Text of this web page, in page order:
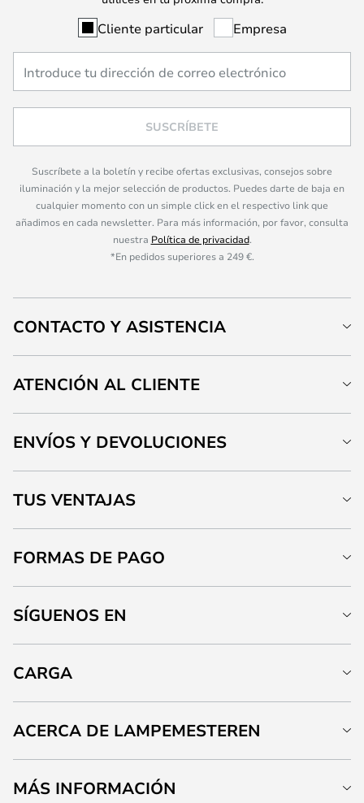
Cliente particular Empresa
SUSCRÍBETE
Suscríbete a la boletín y recibe ofertas exclusivas, consejos sobre
iluminación y la mejor selección de productos. Puedes darte de baja en
cualquier momento con un simple click en el respectivo link que
añadimos en cada newsletter. Para más información, por favor, consulta
nuestra Política de privacidad.
*En pedidos superiores a 249 €.
CONTACTO Y ASISTENCIA
ATENCIÓN AL CLIENTE
ENVÍOS Y DEVOLUCIONES
TUS VENTAJAS
FORMAS DE PAGO
SÍGUENOS EN
CARGA
ACERCA DE LAMPEMESTEREN
MÁS INFORMACIÓN